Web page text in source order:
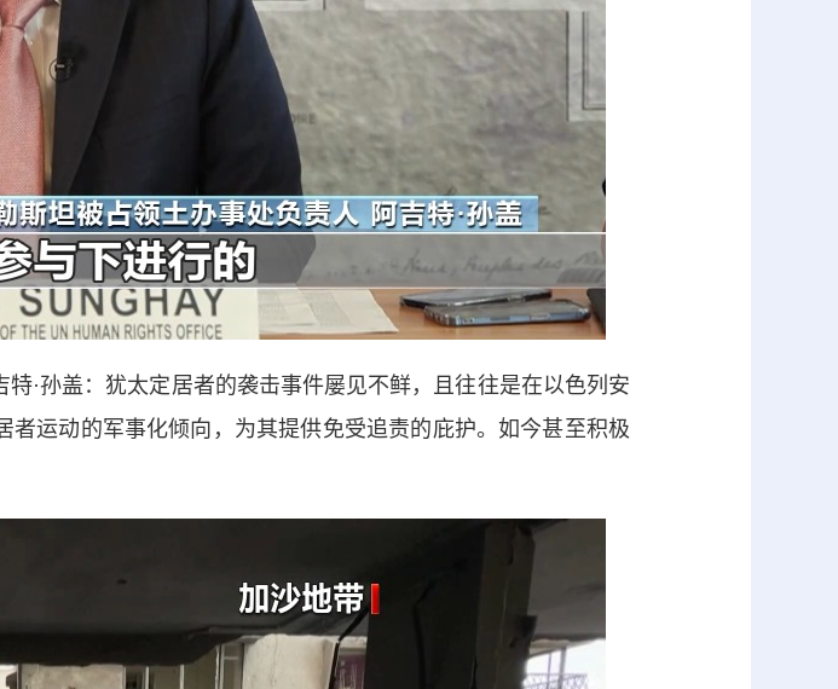
孙盖：犹太定居者的袭击事件屡见不鲜，且往往是在以色列安
运动的军事化倾向，为其提供免受追责的庇护。如今甚至积极